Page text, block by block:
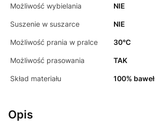
Możliwość wybielania NIE
Suszenie w suszarce NIE
Możliwość prania w pralce 30°C
Możliwość prasowania TAK
Skład materiału 100%
Opis